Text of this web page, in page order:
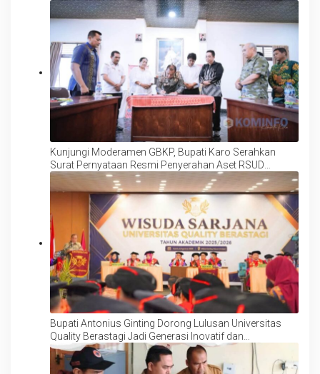
Kunjungi Moderamen GBKP, Bupati Karo Serahkan
Surat Pernyataan Resmi Penyerahan Aset RSUD
Kabanjahe
Bupati Antonius Ginting Dorong Lulusan Universitas
Quality Berastagi Jadi Generasi Inovatif dan
Berintegritas